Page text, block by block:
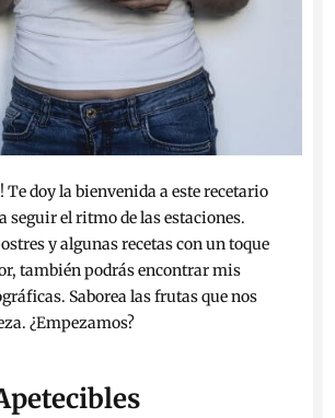
Te doy la bienvenida a este recetario
seguir el ritmo de las estaciones.
y algunas recetas con un toque
también podrás encontrar mis
Saborea las frutas que nos
¿Empezamos?